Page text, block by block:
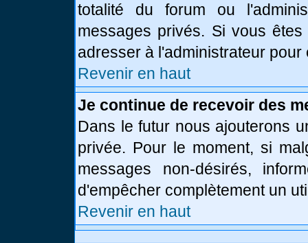
totalité du forum ou
messages privés. Si vous
adresser à l'administrateur
Revenir en haut
Je continue de recevoir des
Dans le futur nous ajouterons
privée. Pour le moment, si
messages non-désirés,
d'empêcher complètement un
Revenir en haut